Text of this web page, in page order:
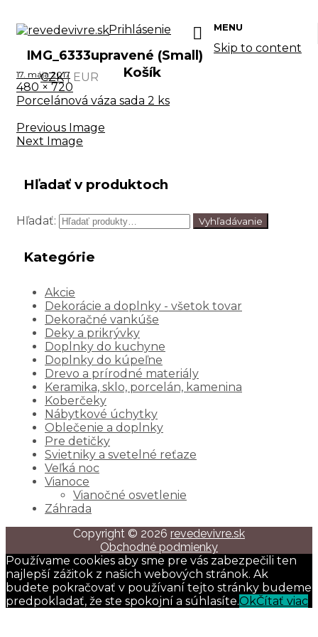
Prihlásenie
Košík
CZK| EUR
MENU
Skip to content
IMG_6333upravené (Small)
17. mája 2017
480 × 720
Porcelánová váza sada 2 ks
Previous Image
Next Image
Hľadať v produktoch
Hľadať: Vyhľadávanie
Kategórie
Akcie
Dekorácie a doplnky - všetok tovar
Dekoračné vankúše
Deky a prikrývky
Doplnky do kuchyne
Doplnky do kúpeľne
Drevo a prírodné materiály
Keramika, sklo, porcelán, kamenina
Koberčeky
Nábytkové úchytky
Oblečenie a doplnky
Pre detičky
Svietniky a svetelné reťaze
Veľká noc
Vianoce
Vianočné osvetlenie
Záhrada
Copyright © 2026 revedevivre.sk
Obchodné podmienky
Používame cookies aby sme pre vás zabezpečili ten
najlepší zážitok z našich webových stránok. Ak
budete pokračovať v používaní tejto stránky budeme
predpokladať, že ste spokojní a súhlasíte.OkČítať viac